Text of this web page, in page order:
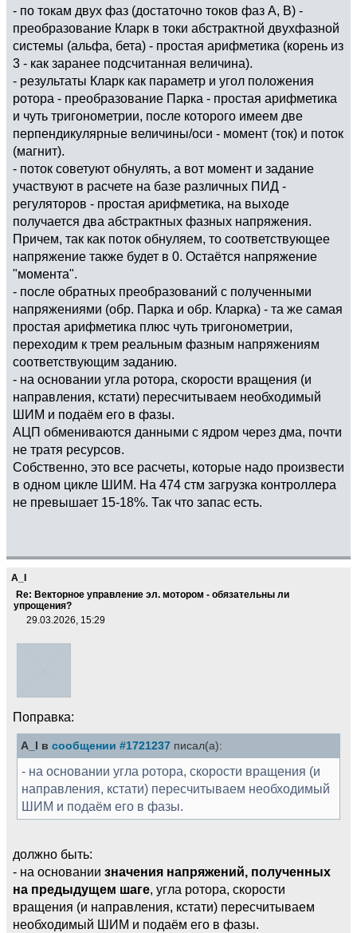
- по токам двух фаз (достаточно токов фаз А, В) -
преобразование Кларк в токи абстрактной двухфазной
системы (альфа, бета) - простая арифметика (корень из
3 - как заранее подсчитанная величина).
- результаты Кларк как параметр и угол положения
ротора - преобразование Парка - простая арифметика
и чуть тригонометрии, после которого имеем две
перпендикулярные величины/оси - момент (ток) и поток
(магнит).
- поток советуют обнулять, а вот момент и задание
участвуют в расчете на базе различных ПИД -
регуляторов - простая арифметика, на выходе
получается два абстрактных фазных напряжения.
Причем, так как поток обнуляем, то соответствующее
напряжение также будет в 0. Остаётся напряжение
"момента".
- после обратных преобразований с полученными
напряжениями (обр. Парка и обр. Кларка) - та же самая
простая арифметика плюс чуть тригонометрии,
переходим к трем реальным фазным напряжениям
соответствующим заданию.
- на основании угла ротора, скорости вращения (и
направления, кстати) пересчитываем необходимый
ШИМ и подаём его в фазы.
АЦП обмениваются данными с ядром через дма, почти
не тратя ресурсов.
Собственно, это все расчеты, которые надо произвести
в одном цикле ШИМ. На 474 стм загрузка контроллера
не превышает 15-18%. Так что запас есть.
A_I
Re: Векторное управление эл. мотором - обязательны ли
упрощения?
29.03.2026, 15:29
Поправка:
A_I в сообщении #1721237 писал(а):
- на основании угла ротора, скорости вращения (и
направления, кстати) пересчитываем необходимый
ШИМ и подаём его в фазы.
должно быть:
- на основании значения напряжений, полученных
на предыдущем шаге, угла ротора, скорости
вращения (и направления, кстати) пересчитываем
необходимый ШИМ и подаём его в фазы.